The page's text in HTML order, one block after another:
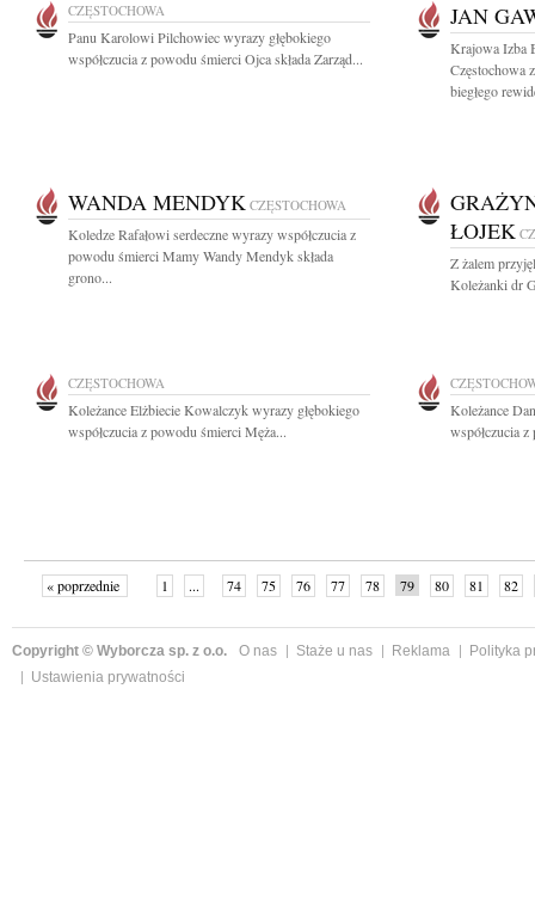
CZĘSTOCHOWA
Panu Karolowi Pilchowiec wyrazy głębokiego
współczucia z powodu śmierci Ojca składa Zarząd...
JAN
Krajowa Izba
Częstochowa
biegłego
WANDA MENDYK CZĘSTOCHOWA
Koledze Rafałowi serdeczne wyrazy współczucia z
powodu śmierci Mamy Wandy Mendyk składa
grono...
ŁOJEK
Z żalem
Koleżanki dr
CZĘSTOCHOWA
Koleżance Elżbiecie Kowalczyk wyrazy głębokiego
współczucia z powodu śmierci Męża...
Koleżance
współczucia
« poprzednie 1 ... 74 75 76 77 78 79 80 81
82
Copyright © Wyborcza sp. z o.o. O nas Staże u nas Reklama
Polityka
Ustawienia prywatności